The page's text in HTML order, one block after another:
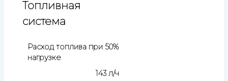
Топливная
система
Расход топлива при 50%
нагрузке
143 л/ч